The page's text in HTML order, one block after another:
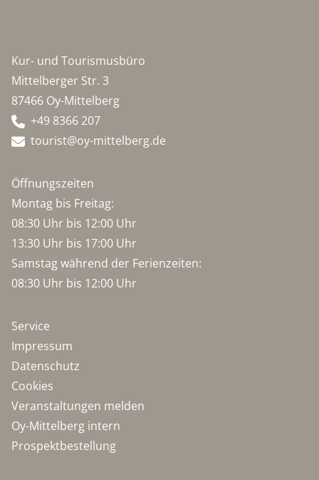
Kur- und Tourismusbüro
Mittelberger Str. 3
87466 Oy-Mittelberg
+49 8366 207
tourist@oy-mittelberg.de
Öffnungszeiten
Montag bis Freitag:
08:30 Uhr bis 12:00 Uhr
13:30 Uhr bis 17:00 Uhr
Samstag während der Ferienzeiten:
08:30 Uhr bis 12:00 Uhr
Service
Impressum
Datenschutz
Cookies
Veranstaltungen melden
Oy-Mittelberg intern
Prospektbestellung